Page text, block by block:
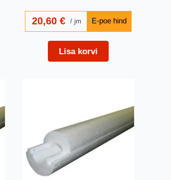
20,60€ jm
Lisa korvi